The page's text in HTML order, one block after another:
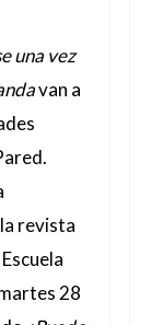
una vez
van a
revista
28